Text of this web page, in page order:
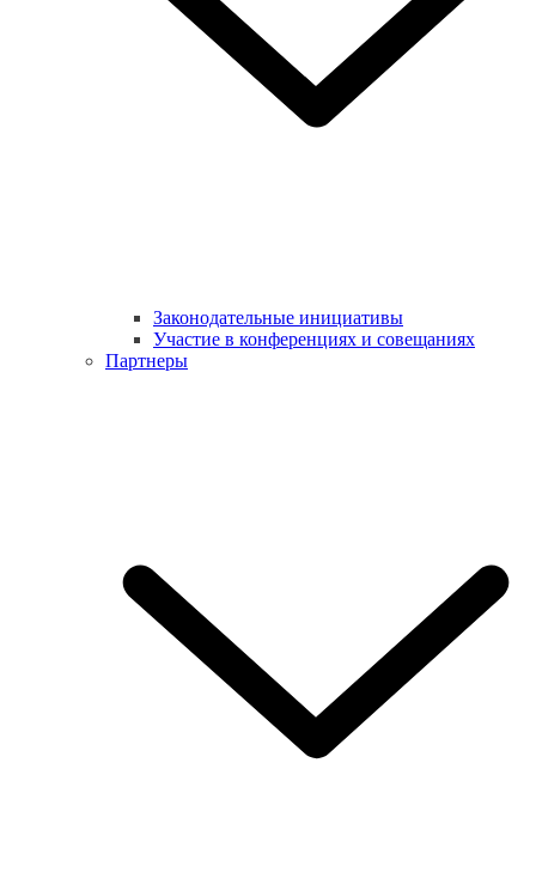
Законодательные инициативы
Участие в конференциях и совещаниях
Партнеры